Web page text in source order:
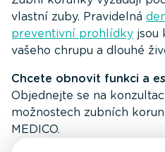
vlastní zuby. Pravidelná
preventivní prohlídky jsou
vašeho chrupu a dlouhé
Chcete obnovit funkci a
Objednejte se na
možnostech zubních
MEDICO.